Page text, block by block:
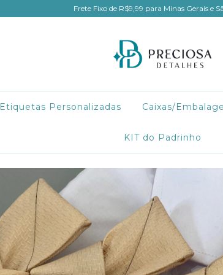
Frete Fixo de R$9,99 para Minas Gerais e
Etiquetas Personalizadas Caixas/
KIT do Padrinho